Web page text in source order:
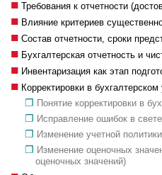
Требования к отчетности
Влияние критериев
Состав отчетности, сроки
Бухгалтерская отчетность и
Инвентаризация как этап
Корректировки в бухгалтерском
Понятие корректировки в
Исправление ошибок в
Изменение учетной
Изменение оценочных
оценочных значений)